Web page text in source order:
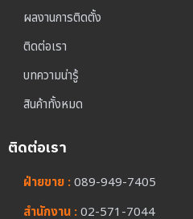
ผลงานการติดตั้ง
ติดต่อเรา
บทความน่ารู้
สินค้าทั้งหมด
ติดต่อเรา
ฝ่ายขาย :089-949-7405
สำนักงาน :02-571-7044